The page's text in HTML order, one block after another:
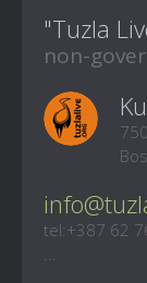
"Tuzla
non-
tel:+387 62